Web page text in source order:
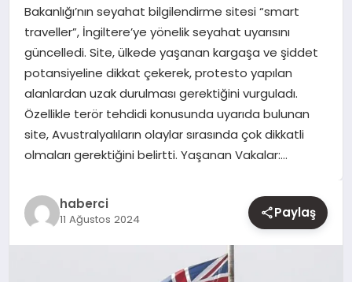
YAŞAM
Bakanlığı’nın seyahat bilgilendirme sitesi “smart
traveller”, İngiltere’ye yönelik seyahat uyarısını
güncelledi. Site, ülkede yaşanan kargaşa ve şiddet
potansiyeline dikkat çekerek, protesto yapılan
alanlardan uzak durulması gerektiğini vurguladı.
Özellikle terör tehdidi konusunda uyarıda bulunan
site, Avustralyalıların olaylar sırasında çok dikkatli
olmaları gerektiğini belirtti. Yaşanan Vakalar:…
haberci
11 Ağustos 2024 Paylaş